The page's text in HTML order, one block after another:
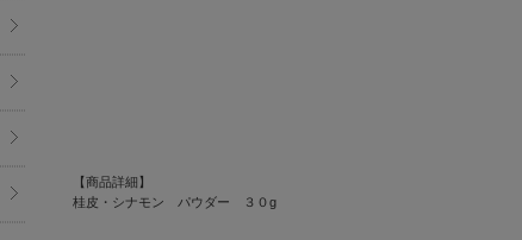
【商品詳細】
桂皮・シナモン パウダー ３０g